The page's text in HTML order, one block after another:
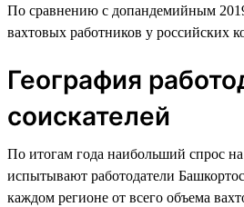
По сравнению с допандемийным
вахтовых работников у российских
География
соискателей
По итогам года наибольший спрос
испытывают работодатели
каждом регионе от всего объема